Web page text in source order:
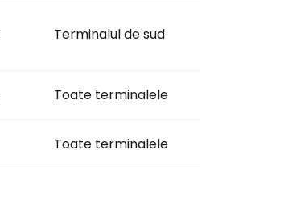
Terminalul de sud
Toate terminalele
Toate terminalele